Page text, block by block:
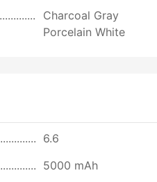
Charcoal Gray
Porcelain White
6.6
5000 mAh